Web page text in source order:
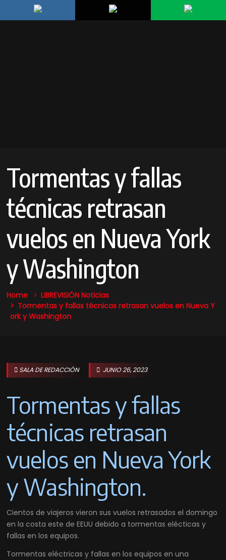
Tormentas y fallas
técnicas retrasan
vuelos en Nueva York
y Washington
Home
LIBREVISIÓN Noticias
Tormentas y fallas técnicas retrasan vuelos en Nueva Y
ork y Washington
SALA DE REDACCIÓN JUNIO 26, 2023
Tormentas y fallas
técnicas retrasan
vuelos en Nueva York
y Washington.
Cientos de viajeros vieron sus vuelos retrasados el domingo
en la costa este de EEUU debido a tormentas elécticas y
fallas en los equipos.
Tormentas eléctricas y fallas en los equipos en una